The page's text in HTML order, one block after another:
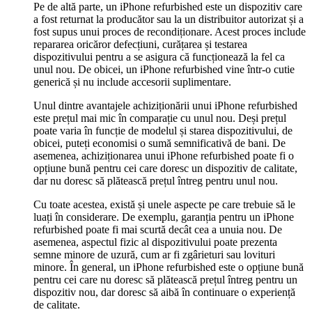
Pe de altă parte, un iPhone refurbished este un dispozitiv care
a fost returnat la producător sau la un distribuitor autorizat și a
fost supus unui proces de recondiționare. Acest proces include
repararea oricăror defecțiuni, curățarea și testarea
dispozitivului pentru a se asigura că funcționează la fel ca
unul nou. De obicei, un iPhone refurbished vine într-o cutie
generică și nu include accesorii suplimentare.
Unul dintre avantajele achiziționării unui iPhone refurbished
este prețul mai mic în comparație cu unul nou. Deși prețul
poate varia în funcție de modelul și starea dispozitivului, de
obicei, puteți economisi o sumă semnificativă de bani. De
asemenea, achiziționarea unui iPhone refurbished poate fi o
opțiune bună pentru cei care doresc un dispozitiv de calitate,
dar nu doresc să plătească prețul întreg pentru unul nou.
Cu toate acestea, există și unele aspecte pe care trebuie să le
luați în considerare. De exemplu, garanția pentru un iPhone
refurbished poate fi mai scurtă decât cea a unuia nou. De
asemenea, aspectul fizic al dispozitivului poate prezenta
semne minore de uzură, cum ar fi zgârieturi sau lovituri
minore. În general, un iPhone refurbished este o opțiune bună
pentru cei care nu doresc să plătească prețul întreg pentru un
dispozitiv nou, dar doresc să aibă în continuare o experiență
de calitate.